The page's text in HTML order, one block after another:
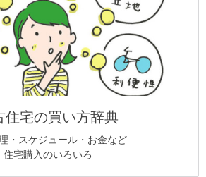
住宅の買い方辞典
・スケジュール・お金など
住宅購入のいろいろ